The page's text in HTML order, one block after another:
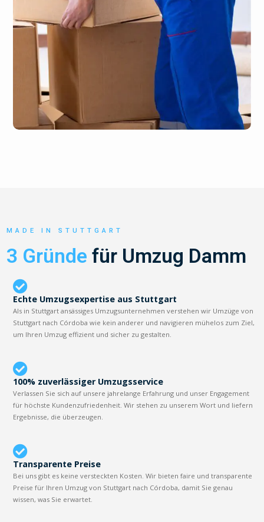
MADE IN STUTTGART
3 Gründe für Umzug Damm
Echte Umzugsexpertise aus Stuttgart
Als in Stuttgart ansässiges Umzugsunternehmen verstehen wir Umzüge von
Stuttgart nach Córdoba wie kein anderer und navigieren mühelos zum Ziel,
um Ihren Umzug effizient und sicher zu gestalten.
100% zuverlässiger Umzugsservice
Verlassen Sie sich auf unsere jahrelange Erfahrung und unser Engagement
für höchste Kundenzufriedenheit. Wir stehen zu unserem Wort und liefern
Ergebnisse, die überzeugen.
Transparente Preise
Bei uns gibt es keine versteckten Kosten. Wir bieten faire und transparente
Preise für Ihren Umzug von Stuttgart nach Córdoba, damit Sie genau
wissen, was Sie erwartet.